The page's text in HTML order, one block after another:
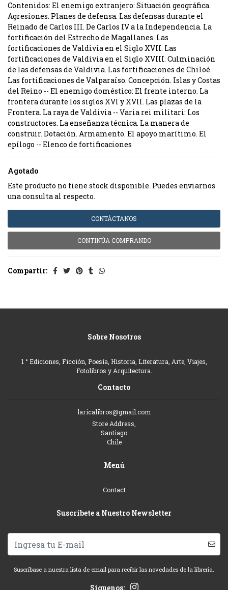
Contenidos: El enemigo extranjero: Situación geográfica.
Agresiones. Planes de defensa. Las defensas durante el
Reinado de Carlos III. De Carlos IV a la Independencia. La
fortificación del Estrecho de Magallanes. Las
fortificaciones de Valdivia en el Siglo XVII. Las
fortificaciones de Valdivia en el Siglo XVIII. Culminación
de las defensas de Valdivia. Las fortificaciones de Chiloé.
Las fortificaciones de Valparaíso. Concepción. Islas y Costas
del Reino -- El enemigo doméstico: El frente interno. La
frontera durante los siglos XVI y XVII. Las plazas de la
Frontera. La raya de Valdivia -- Varia rei militari: Los
constructores. La enseñanza técnica. La manera de
construir. Dotación. Armamento. El apoyo marítimo. El
epílogo -- Elenco de fortificaciones
Agotado
Este producto no tiene stock disponible. Puedes enviarnos
una consulta al respecto.
CONTÁCTANOS
CONTINÚA COMPRANDO
Compartir:
Sobre Nosotros
1 ° Ediciones, Ficción, Poesía, Historia, Literatura, Arte, Viajes,
Fotolibros y Arquitectura.
Contacto
laricalibros@gmail.com
Store Address,
Santiago
Chile
Menú
Contact
Suscríbete a Nuestro Newsletter
Suscríbase a nuestra lista de email para recibir las novedades de la librería.
Síguenos: